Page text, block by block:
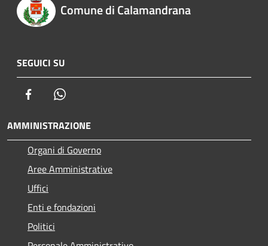
Comune di Calamandrana
SEGUICI SU
Facebook
AMMINISTRAZIONE
Organi di Governo
Aree Amministrative
Uffici
Enti e fondazioni
Politici